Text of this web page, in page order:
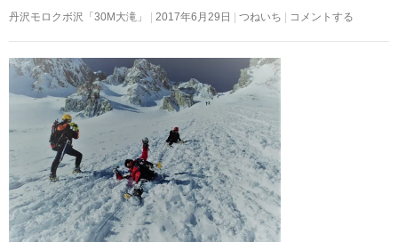
丹沢モロクボ沢「30M大滝」 2017年6月29日 つねいち コメントする